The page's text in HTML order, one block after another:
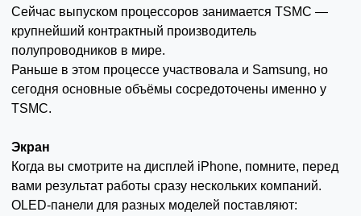
Сейчас выпуском процессоров занимается TSMC —
крупнейший контрактный производитель
полупроводников в мире.
Раньше в этом процессе участвовала и Samsung, но
сегодня основные объёмы сосредоточены именно у
TSMC.
Экран
Когда вы смотрите на дисплей iPhone, помните, перед
вами результат работы сразу нескольких компаний.
OLED-панели для разных моделей поставляют: